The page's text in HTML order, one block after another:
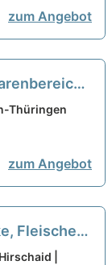
zum Angebot
Thüringen
zum Angebot
Fleischer/
Hirschaid
|